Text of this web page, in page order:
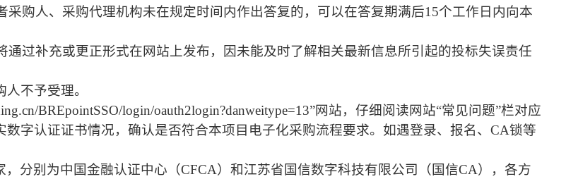
购人、采购代理机构未在规定时间内作出答复的，可以在答复期满后15个工作日内向本
过补充或更正形式在网站上发布，因未能及时了解相关最新信息所引起的投标失误责任
不予受理。
BREpointSSO/login/oauth2login?danweitype=13”网站，仔细阅读网站“常见问题”栏对应
字认证证书情况，确认是否符合本项目电子化采购流程要求。如遇登录、报名、CA锁等
分别为中国金融认证中心（CFCA）和江苏省国信数字科技有限公司（国信CA），各方